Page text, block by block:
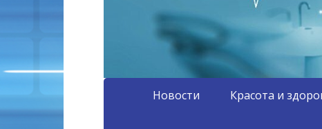
Новости Красота и